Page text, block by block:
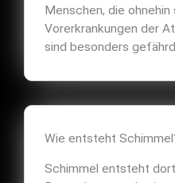
Menschen, die ohnehin
Vorerkrankungen der
sind besonders
Wie entsteht
Schimmel entsteht